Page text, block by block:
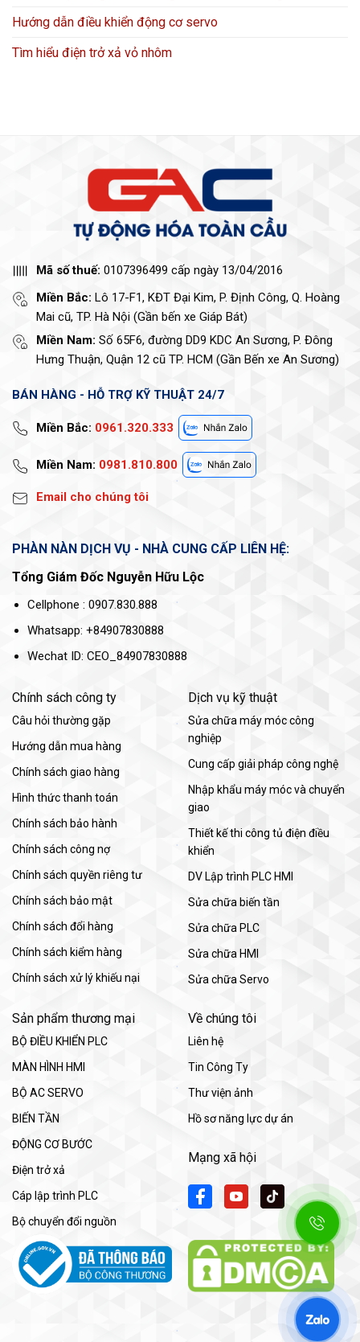
Hướng dẫn điều khiển động cơ servo
Tìm hiểu điện trở xả vỏ nhôm
Mã số thuế: 0107396499 cấp ngày 13/04/2016
Miền Bắc: Lô 17-F1, KĐT Đại Kim, P. Định Công, Q. Hoàng
Mai cũ, TP. Hà Nội (Gần bến xe Giáp Bát)
Miền Nam: Số 65F6, đường DD9 KDC An Sương, P. Đông
Hưng Thuận, Quận 12 cũ TP. HCM (Gần Bến xe An Sương)
BÁN HÀNG - HỖ TRỢ KỸ THUẬT 24/7
Miền Bắc: 0961.320.333
Miền Nam: 0981.810.800
Email cho chúng tôi
PHÀN NÀN DỊCH VỤ - NHÀ CUNG CẤP LIÊN HỆ:
Tổng Giám Đốc Nguyễn Hữu Lộc
Cellphone : 0907.830.888
Whatsapp: +84907830888
Wechat ID: CEO_84907830888
Chính sách công ty
Câu hỏi thường gặp
Hướng dẫn mua hàng
Chính sách giao hàng
Hình thức thanh toán
Chính sách bảo hành
Chính sách công nợ
Chính sách quyền riêng tư
Chính sách bảo mật
Chính sách đổi hàng
Chính sách kiểm hàng
Chính sách xử lý khiếu nại
Dịch vụ kỹ thuật
Sửa chữa máy móc công
nghiệp
Cung cấp giải pháp công nghệ
Nhập khẩu máy móc và chuyển
giao
Thiết kế thi công tủ điện điều
khiển
DV Lập trình PLC HMI
Sửa chữa biến tần
Sửa chữa PLC
Sửa chữa HMI
Sửa chữa Servo
Sản phẩm thương mại
BỘ ĐIỀU KHIỂN PLC
MÀN HÌNH HMI
BỘ AC SERVO
BIẾN TẦN
ĐỘNG CƠ BƯỚC
Điện trở xả
Cáp lập trình PLC
Bộ chuyển đổi nguồn
Về chúng tôi
Liên hệ
Tin Công Ty
Thư viện ảnh
Hồ sơ năng lực dự án
Mạng xã hội